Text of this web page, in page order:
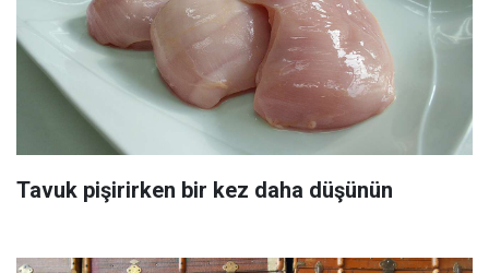
Tavuk pişirirken bir kez daha düşünün